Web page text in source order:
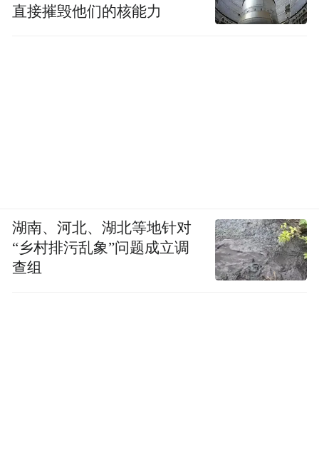
直接摧毁他们的核能力
湖南、河北、湖北等地针对
“乡村排污乱象”问题成立调
查组